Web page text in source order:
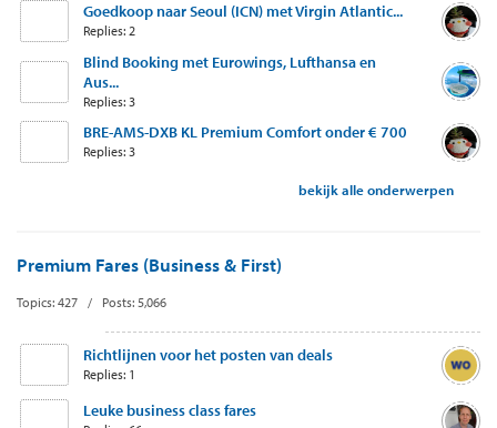
Goedkoop naar Seoul (ICN) met Virgin Atlantic...
Replies: 2
Blind Booking met Eurowings, Lufthansa en
Aus...
Replies: 3
BRE-AMS-DXB KL Premium Comfort onder € 700
Replies: 3
bekijk alle onderwerpen
Premium Fares (Business & First)
Topics: 427 / Posts: 5,066
Richtlijnen voor het posten van deals
Replies: 1
Leuke business class fares